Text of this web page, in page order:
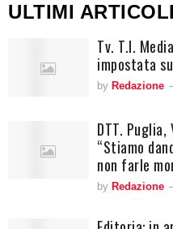
ULTIMI ARTICOLI
Tv. T.I.
impostata
by Redazione
DTT.
“Stiamo
non farle
by Redazione